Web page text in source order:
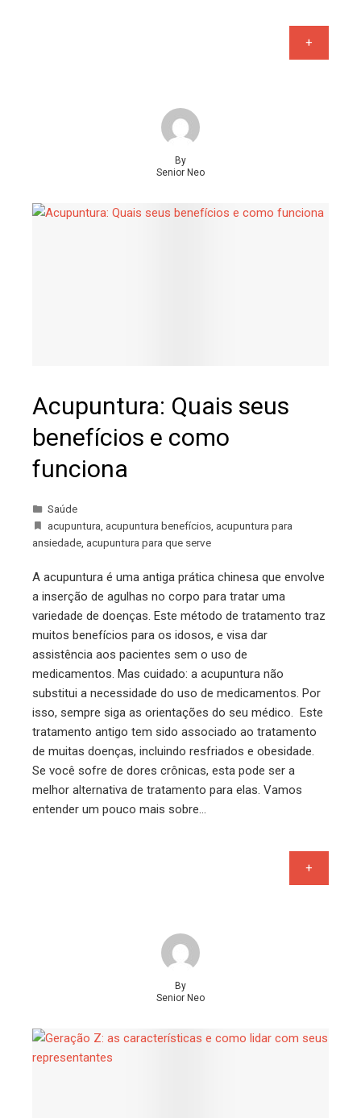
+
By
Senior Neo
Acupuntura: Quais seus
benefícios e como
funciona
Saúde
acupuntura acupuntura benefícios acupuntura para
ansiedade acupuntura para que serve
A acupuntura é uma antiga prática chinesa que envolve
a inserção de agulhas no corpo para tratar uma
variedade de doenças. Este método de tratamento traz
muitos benefícios para os idosos, e visa dar
assistência aos pacientes sem o uso de
medicamentos. Mas cuidado: a acupuntura não
substitui a necessidade do uso de medicamentos. Por
isso, sempre siga as orientações do seu médico. Este
tratamento antigo tem sido associado ao tratamento
de muitas doenças, incluindo resfriados e obesidade.
Se você sofre de dores crônicas, esta pode ser a
melhor alternativa de tratamento para elas. Vamos
entender um pouco mais sobre…
+
By
Senior Neo